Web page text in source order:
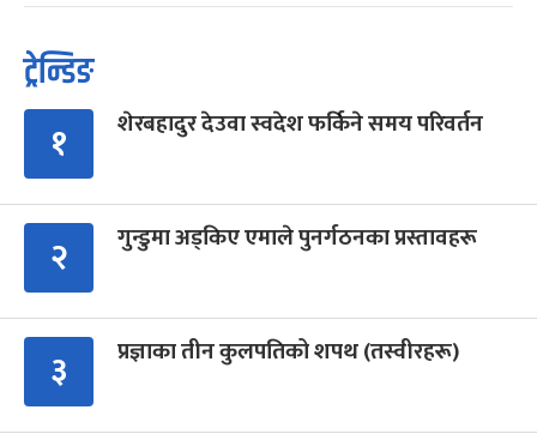
ट्रेन्डिङ
१ शेरबहादुर देउवा स्वदेश फर्किने समय परिवर्तन
२ गुन्डुमा अड्किए एमाले पुनर्गठनका प्रस्तावहरू
३ प्रज्ञाका तीन कुलपतिको शपथ (तस्वीरहरू)